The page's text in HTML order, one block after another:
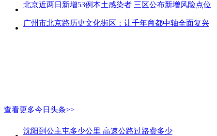
北京近两日新增53例本土感染者 三区公布新增风险点位
广州市北京路历史文化街区：让千年商都中轴全面复兴
查看更多今日头条>>
沈阳到公主屯多少公里 高速公路过路费多少